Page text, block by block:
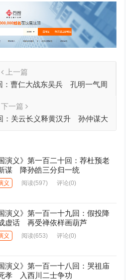
上一篇
：曹仁大战东吴兵 孔明一气周
下一篇
：关云长义释黄汉升 孙仲谋大
演义》第一百二十回：荐杜预老
谋 降孙皓三分归一统
义 阅读(597) 评论(0)
演义》第一百一十九回：假投降
虚话 再受禅依样画葫芦
义 阅读(653) 评论(0)
演义》第一百一十八回：哭祖庙
孝 入西川二士争功